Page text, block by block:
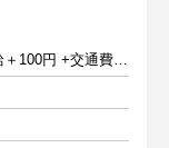
時給1150円～※日・祝:時給＋100円 +交通費支給